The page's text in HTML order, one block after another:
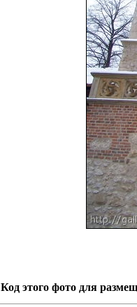
Код этого фото для